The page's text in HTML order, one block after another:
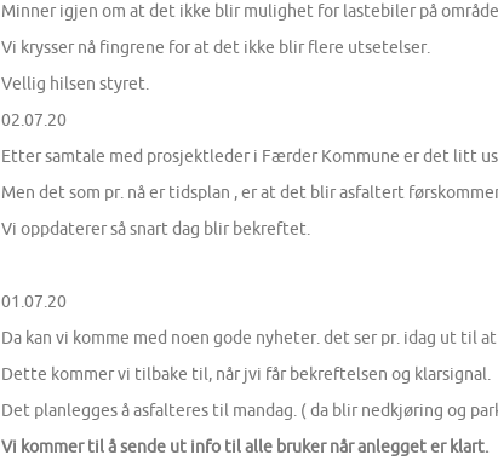
Minner igjen om at det ikke blir mulighet for lastebiler på
Vi krysser nå fingrene for at det ikke blir flere utsetelser.
Vellig hilsen styret.
02.07.20
Etter samtale med prosjektleder i Færder Kommune er det litt
Men det som pr. nå er tidsplan , er at det blir asfaltert
Vi oppdaterer så snart dag blir bekreftet.
01.07.20
Da kan vi komme med noen gode nyheter. det ser pr. idag ut til
Dette kommer vi tilbake til, når jvi får bekreftelsen og klarsignal.
Det planlegges å asfalteres til mandag. ( da blir nedkjøring og
Vi kommer til å sende ut info til alle bruker når anlegget er klart.